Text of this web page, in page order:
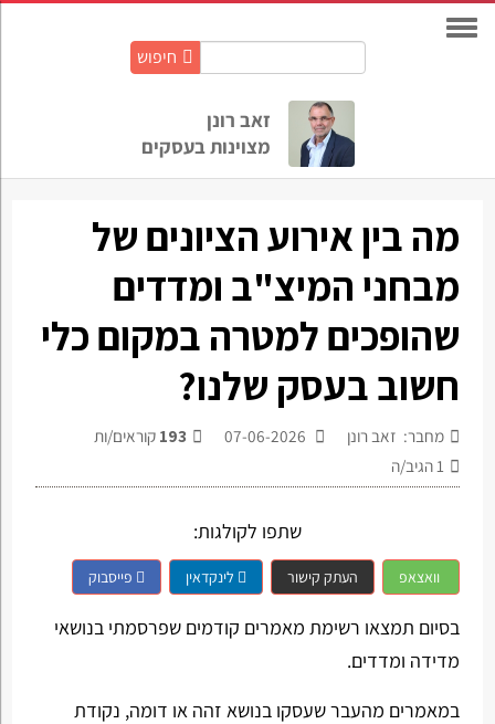
חיפוש
זאב רונן
מצוינות בעסקים
מה בין אירוע הציונים של
מבחני המיצ"ב ומדדים
שהופכים למטרה במקום כלי
חשוב בעסק שלנו?
מחבר: זאב רונן 193 קוראים/ות
1 הגיב/ה
שתפו לקולגות:
וואצאפ העתק קישור לינקדאין פייסבוק
בסיום תמצאו רשימת מאמרים קודמים שפרסמתי בנושאי
מדידה ומדדים.
במאמרים מהעבר שעסקו בנושא זהה או דומה, נקודת